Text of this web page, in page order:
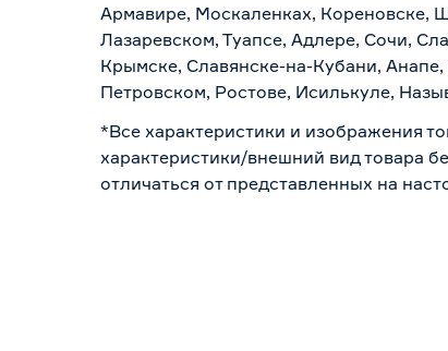
Армавире, Москаленках, Кореновске,
Лазаревском, Туапсе, Адлере, Сочи,
Крымске, Славянске-на-Кубани,
Петровском, Ростове, Исилькуле,
*Все характеристики и изображения
характеристики/внешний вид товара
отличаться от представленных на